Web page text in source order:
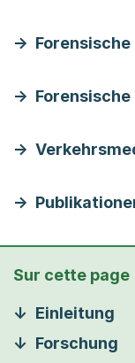
Sur cette page
Einleitung
Forschung